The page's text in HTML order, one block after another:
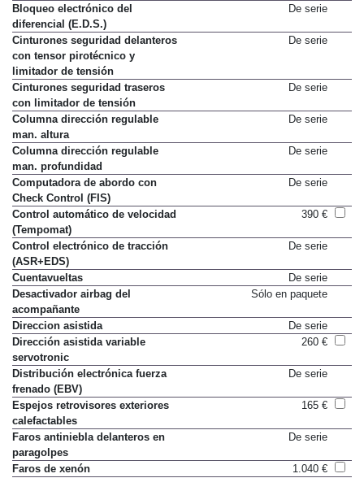
Bloqueo electrónico del
diferencial (E.D.S.)
De serie
Cinturones seguridad delanteros
con tensor pirotécnico y
limitador de tensión
De serie
Cinturones seguridad traseros
con limitador de tensión
De serie
Columna dirección regulable
man. altura
De serie
Columna dirección regulable
man. profundidad
De serie
Computadora de abordo con
Check Control (FIS)
De serie
Control automático de velocidad
(Tempomat)
390 €
Control electrónico de tracción
(ASR+EDS)
De serie
Cuentavueltas
De serie
Desactivador airbag del
acompañante
Sólo en paquete
Direccion asistida
De serie
Dirección asistida variable
servotronic
260 €
Distribución electrónica fuerza
frenado (EBV)
De serie
Espejos retrovisores exteriores
calefactables
165 €
Faros antiniebla delanteros en
paragolpes
De serie
Faros de xenón
1.040 €